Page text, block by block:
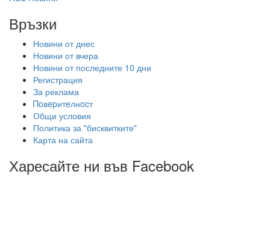
Връзки
Новини от днес
Новини от вчера
Новини от последните 10 дни
Регистрация
За реклама
Πoвepитeлнocт
Общи условия
Политика за "бисквитките"
Карта на сайта
Харесайте ни във Facebook